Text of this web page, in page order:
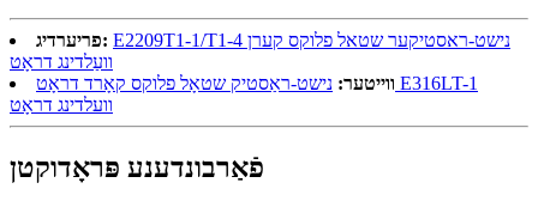
פריערדיג: E2209T1-1/T1-4 נישט-ראסטיקער שטאל פלוקס קערן
וועַלדינג דראָט
ווייטער: נישט-ראַסטיק שטאָל פלוקס קאָרד דראָט E316LT-1
וועלדינג דראָט
פֿאַרבונדענע פּראָדוקטן